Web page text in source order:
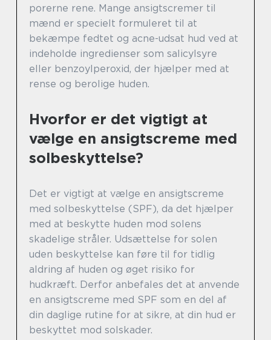
porerne rene. Mange ansigtscremer til
mænd er specielt formuleret til at
bekæmpe fedtet og acne-udsat hud ved at
indeholde ingredienser som salicylsyre
eller benzoylperoxid, der hjælper med at
rense og berolige huden.
Hvorfor er det vigtigt at
vælge en ansigtscreme med
solbeskyttelse?
Det er vigtigt at vælge en ansigtscreme
med solbeskyttelse (SPF), da det hjælper
med at beskytte huden mod solens
skadelige stråler. Udsættelse for solen
uden beskyttelse kan føre til for tidlig
aldring af huden og øget risiko for
hudkræft. Derfor anbefales det at anvende
en ansigtscreme med SPF som en del af
din daglige rutine for at sikre, at din hud er
beskyttet mod solskader.